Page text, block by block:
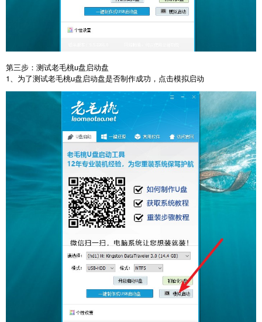
第三步：测试老毛桃u盘启动盘
1、为了测试老毛桃u盘启动盘是否制作成功，点击模拟启动